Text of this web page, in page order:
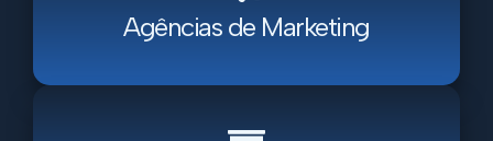
Agências de Marketing